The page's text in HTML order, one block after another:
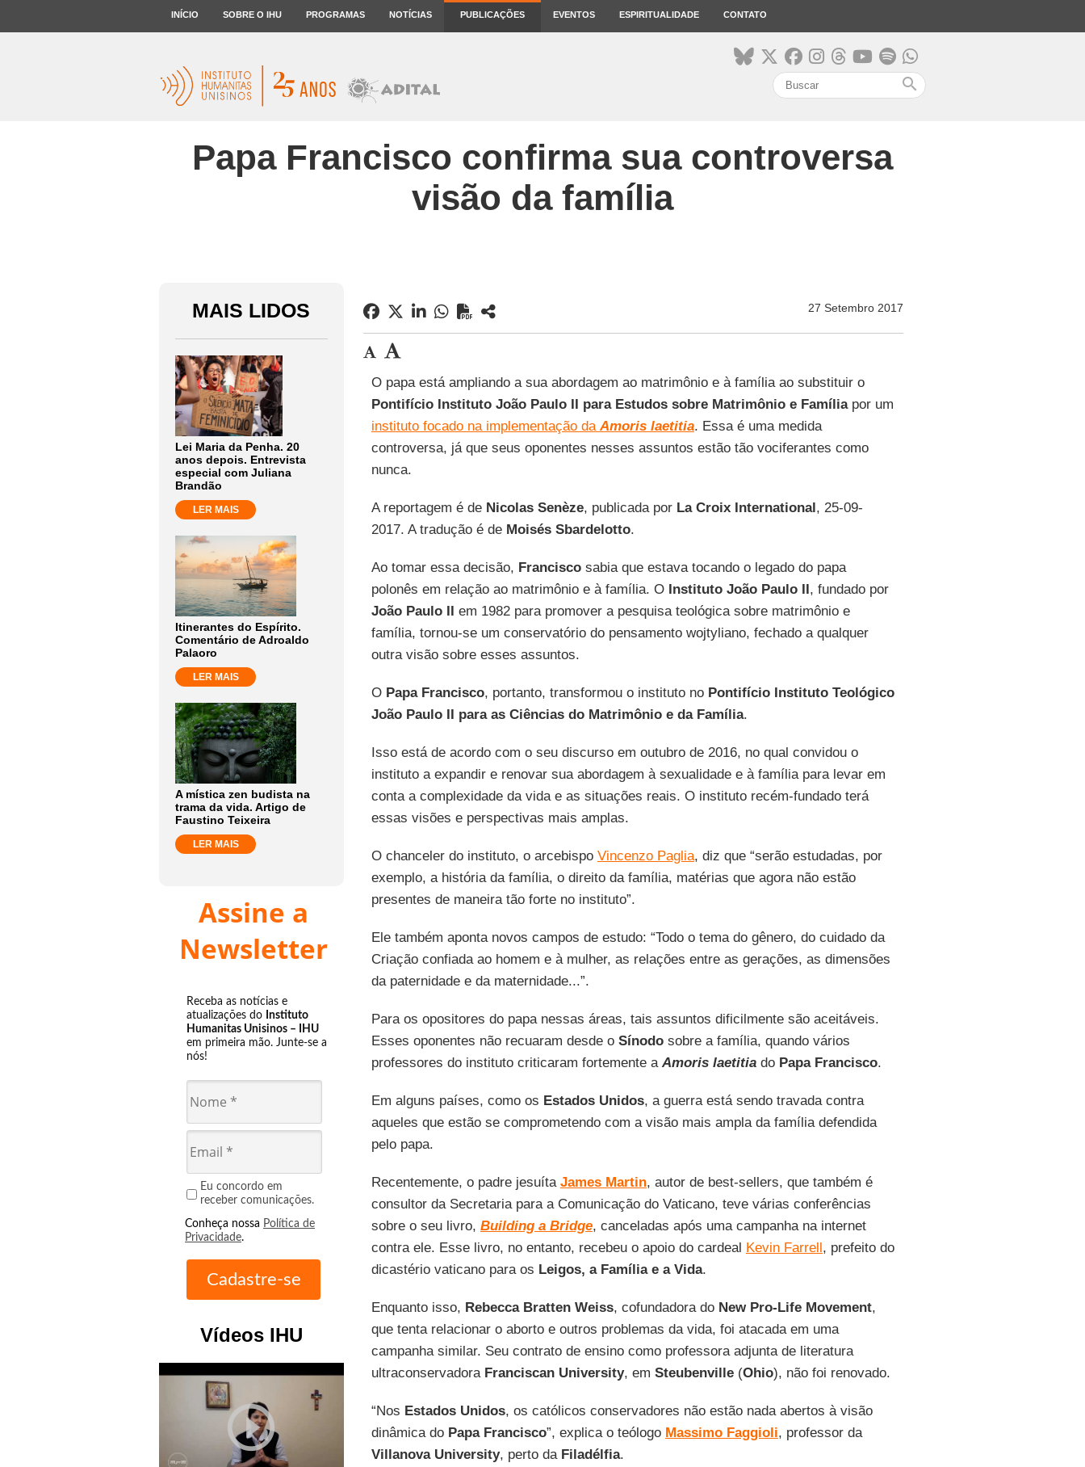
INÍCIO SOBRE O IHU PROGRAMAS NOTÍCIAS PUBLICAÇÕES EVENTOS ESPIRITUALIDADE CONTATO
search
Papa Francisco confirma sua controversa
visão da família
MAIS LIDOS
Lei Maria da Penha. 20
anos depois. Entrevista
especial com Juliana
Brandão
LER MAIS
Itinerantes do Espírito.
Comentário de Adroaldo
Palaoro
LER MAIS
A mística zen budista na
trama da vida. Artigo de
Faustino Teixeira
LER MAIS
Assine a
Newsletter
Receba as notícias e
atualizações do Instituto
Humanitas Unisinos – IHU
em primeira mão. Junte-se a
nós!
Eu concordo em
receber comunicações.
Conheça nossa Política de
Privacidade.
Vídeos IHU
play_circle_outline
27 Setembro 2017
O papa está ampliando a sua abordagem ao matrimônio e à família ao substituir o
Pontifício Instituto João Paulo II para Estudos sobre Matrimônio e Famíliapor um
instituto focado na implementação daAmoris laetitia. Essa é uma medida
controversa, já que seus oponentes nesses assuntos estão tão vociferantes como
nunca.
A reportagem é de Nicolas Senèze, publicada por La Croix International, 25-09-
2017. A tradução é de Moisés Sbardelotto.
Ao tomar essa decisão, Franciscosabia que estava tocando o legado do papa
polonês em relação ao matrimônio e à família. O Instituto João Paulo II, fundado por
João Paulo II em 1982 para promover a pesquisa teológica sobre matrimônio e
família, tornou-se um conservatório do pensamento wojtyliano, fechado a qualquer
outra visão sobre esses assuntos.
O Papa Francisco, portanto, transformou o instituto no Pontifício Instituto Teológico
João Paulo II para as Ciências do Matrimônio e da Família.
Isso está de acordo com o seu discurso em outubro de 2016, no qual convidou o
instituto a expandir e renovar sua abordagem à sexualidade e à família para levar em
conta a complexidade da vida e as situações reais. O instituto recém-fundado terá
essas visões e perspectivas mais amplas.
O chanceler do instituto, o arcebispo Vincenzo Paglia, diz que “serão estudadas, por
exemplo, a história da família, o direito da família, matérias que agora não estão
presentes de maneira tão forte no instituto”.
Ele também aponta novos campos de estudo: “Todo o tema do gênero, do cuidado da
Criação confiada ao homem e à mulher, as relações entre as gerações, as dimensões
da paternidade e da maternidade...”.
Para os opositores do papa nessas áreas, tais assuntos dificilmente são aceitáveis.
Esses oponentes não recuaram desde o Sínodosobre a família, quando vários
professores do instituto criticaram fortemente a Amoris laetitiado Papa Francisco.
Em alguns países, como os Estados Unidos, a guerra está sendo travada contra
aqueles que estão se comprometendo com a visão mais ampla da família defendida
pelo papa.
Recentemente, o padre jesuíta James Martin, autor de best-sellers, que também é
consultor da Secretaria para a Comunicação do Vaticano, teve várias conferências
sobre o seu livro, Building a Bridge, canceladas após uma campanha na internet
contra ele. Esse livro, no entanto, recebeu o apoio do cardeal Kevin Farrell, prefeito do
dicastério vaticano para os Leigos, a Família e a Vida.
Enquanto isso, Rebecca Bratten Weiss, cofundadora do New Pro-Life Movement,
que tenta relacionar o aborto e outros problemas da vida, foi atacada em uma
campanha similar. Seu contrato de ensino como professora adjunta de literatura
ultraconservadora Franciscan University, em Steubenville(Ohio), não foi renovado.
“Nos Estados Unidos, os católicos conservadores não estão nada abertos à visão
dinâmica do Papa Francisco”, explica o teólogo Massimo Faggioli, professor da
Villanova University, perto da Filadélfia.